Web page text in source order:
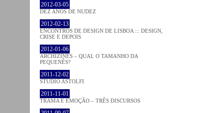
2012-03-05
DEZ ANOS DE NUDEZ
2012-02-13
ENCONTROS DE DESIGN DE LISBOA ::: DESIGN,
CRISE E DEPOIS
2012-01-06
ARCHIZINES – QUAL O TAMANHO DA
PEQUENÊS?
2011-12-02
STUDIO ASTOLFI
2011-11-01
TRAMA E EMOÇÃO – TRÊS DISCURSOS